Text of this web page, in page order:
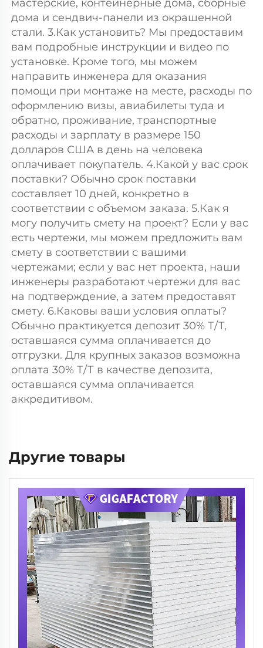
мастерские, контейнерные дома, сборные
дома и сендвич-панели из окрашенной
стали. 3.Как установить? Мы предоставим
вам подробные инструкции и видео по
установке. Кроме того, мы можем
направить инженера для оказания
помощи при монтаже на месте, расходы по
оформлению визы, авиабилеты туда и
обратно, проживание, транспортные
расходы и зарплату в размере 150
долларов США в день на человека
оплачивает покупатель. 4.Какой у вас срок
поставки? Обычно срок поставки
составляет 10 дней, конкретно в
соответствии с объемом заказа. 5.Как я
могу получить смету на проект? Если у вас
есть чертежи, мы можем предложить вам
смету в соответствии с вашими
чертежами; если у вас нет проекта, наши
инженеры разработают чертежи для вас
на подтверждение, а затем предоставят
смету. 6.Каковы ваши условия оплаты?
Обычно практикуется депозит 30% Т/Т,
оставшаяся сумма оплачивается до
отгрузки. Для крупных заказов возможна
оплата 30% Т/Т в качестве депозита,
оставшаяся сумма оплачивается
аккредитивом.
Другие товары